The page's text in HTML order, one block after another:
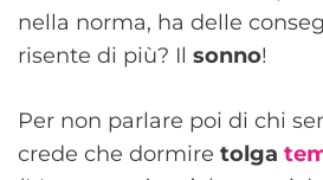
nella norma, ha delle
risente di più? Il sonno!
Per non parlare poi di chi
crede che dormire tolga